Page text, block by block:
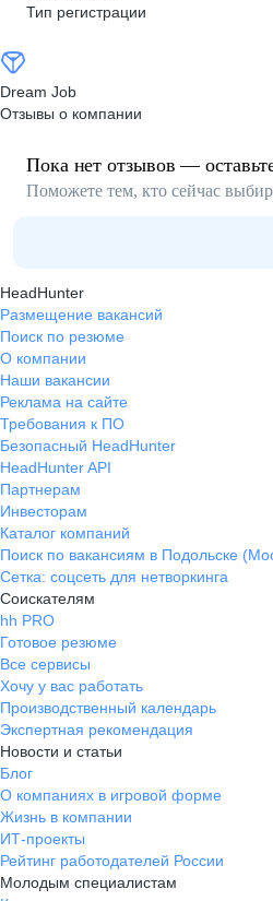
Тип регистрации
Dream Job
Отзывы о компании
Пока нет отзывов —
Поможете тем, кто сейчас
HeadHunter
Размещение вакансий
Поиск по резюме
О компании
Наши вакансии
Реклама на сайте
Требования к ПО
Безопасный HeadHunter
HeadHunter API
Партнерам
Инвесторам
Каталог компаний
Поиск по вакансиям в Подольске
Сетка: соцсеть для нетворкинга
Соискателям
hh PRO
Готовое резюме
Все сервисы
Хочу у вас работать
Производственный календарь
Экспертная рекомендация
Новости и статьи
Блог
О компаниях в игровой форме
Жизнь в компании
ИТ-проекты
Рейтинг работодателей России
Молодым специалистам